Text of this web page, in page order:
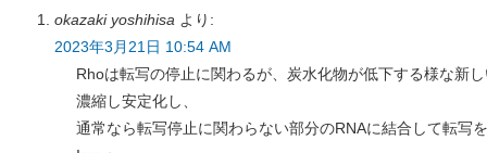
okazaki yoshihisa より:
2023年3月21日 10:54 AM
Rhoは転写の停止に関わるが、炭水化物が低下する様な新
濃縮し安定化し、
通常なら転写停止に関わらない部分のRNAに結合して転写